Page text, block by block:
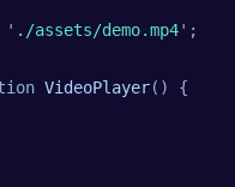
' ./assets/demo.mp4' ;
VideoPlayer()
{